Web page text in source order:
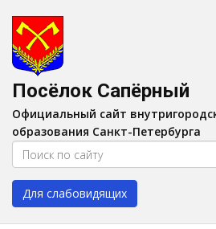
Изображения:
Цвет:A A
Посёлок Сапёрный
Официальный сайт
образования Санкт-Петербурга
Для слабовидящих